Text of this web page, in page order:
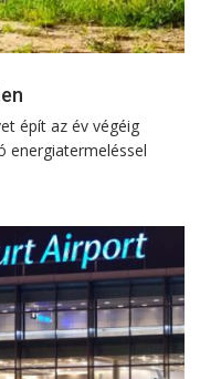
épít az év végéig
energiatermeléssel